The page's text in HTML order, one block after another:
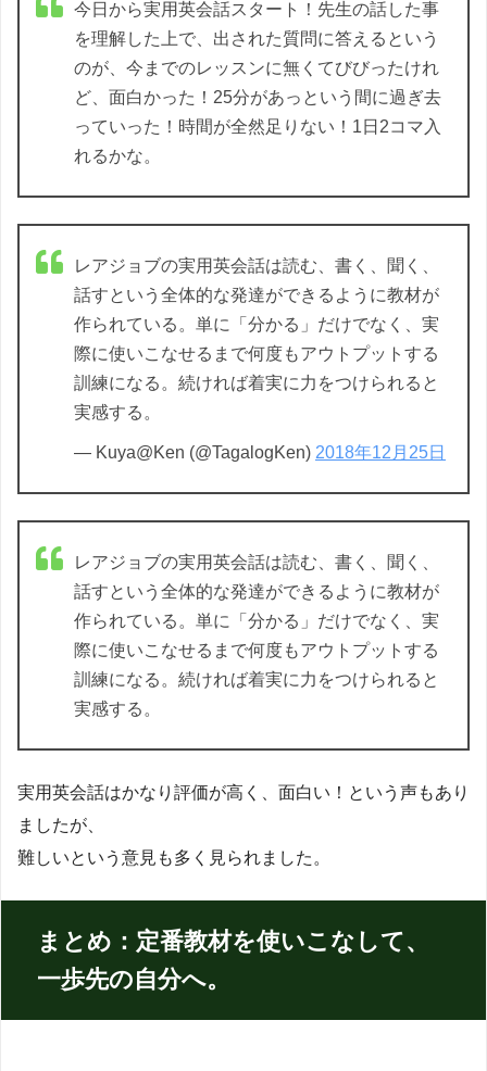
今日から実用英会話スタート！先生の話した事
を理解した上で、出された質問に答えるという
のが、今までのレッスンに無くてびびったけれ
ど、面白かった！25分があっという間に過ぎ去
っていった！時間が全然足りない！1日2コマ入
れるかな。
レアジョブの実用英会話は読む、書く、聞く、
話すという全体的な発達ができるように教材が
作られている。単に「分かる」だけでなく、実
際に使いこなせるまで何度もアウトプットする
訓練になる。続ければ着実に力をつけられると
実感する。
— Kuya@Ken (@TagalogKen) 2018年12月25日
レアジョブの実用英会話は読む、書く、聞く、
話すという全体的な発達ができるように教材が
作られている。単に「分かる」だけでなく、実
際に使いこなせるまで何度もアウトプットする
訓練になる。続ければ着実に力をつけられると
実感する。
実用英会話はかなり評価が高く、面白い！という声もあり
ましたが、
難しいという意見も多く見られました。
まとめ：定番教材を使いこなして、
一歩先の自分へ。